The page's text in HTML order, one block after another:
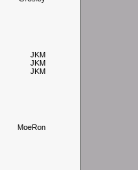
JKM
JKM
JKM
MoeRon